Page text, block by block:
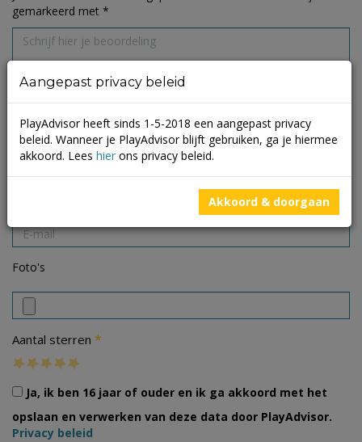
gemarkeerd met *
Foto's
Aantal sterren *
Ja, ik ben 16 jaar of ouder en ik ga akkoord met het
opslaan en verwerken van deze data door PlayAdvisor.
Privacy beleid
Aangepast privacy beleid
PlayAdvisor heeft sinds 1-5-2018 een aangepast privacy
beleid. Wanneer je PlayAdvisor blijft gebruiken, ga je hiermee
akkoord. Lees hier ons privacy beleid.
Akkoord & doorgaan